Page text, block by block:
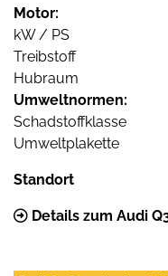
Motor:
kW / PS
Treibstoff
Hubraum
Umweltnormen:
Schadstoffklasse
Umweltplakette
Standort
Details zum Audi